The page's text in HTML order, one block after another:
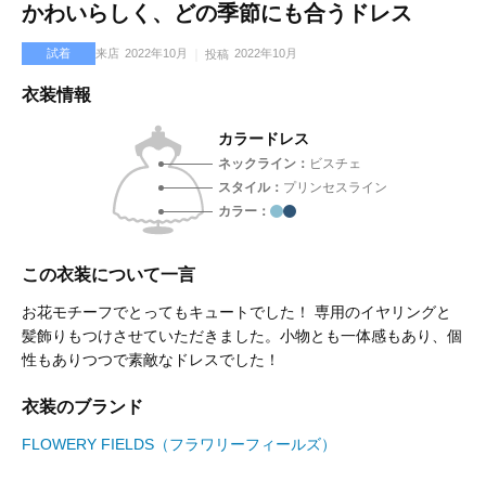
かわいらしく、どの季節にも合うドレス
試着 来店 2022年10月 投稿 2022年10月
衣装情報
カラードレス
ネックライン
ビスチェ
スタイル
プリンセスライン
カラー
この衣装について一言
お花モチーフでとってもキュートでした！ 専用のイヤリングと
髪飾りもつけさせていただきました。小物とも一体感もあり、個
性もありつつで素敵なドレスでした！
衣装のブランド
FLOWERY FIELDS（フラワリーフィールズ）